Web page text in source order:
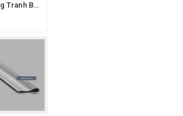
Xưởng Làm Khung Tranh Bảo Lộc